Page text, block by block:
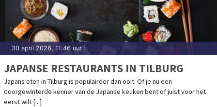
30 april 2026, 11:46 uur
JAPANSE RESTAURANTS IN TILBURG
Japans eten in Tilburg is populairder dan ooit. Of je nu een
doorgewinterde kenner van de Japanse keuken bent of juist voor het
eerst wilt [...]